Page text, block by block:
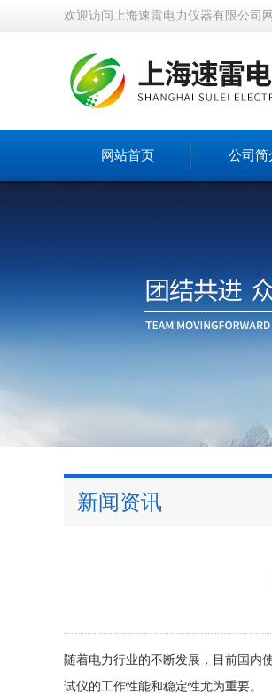
欢迎访问上海速雷电力仪器有限公司
网站首页 公司简
新闻资讯
随着电力行业的不断发展，目前国内
试仪的工作性能和稳定性尤为重要。